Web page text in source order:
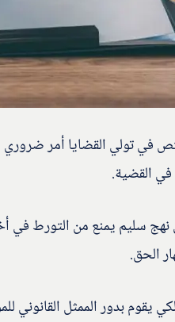
في تولي القضايا أمر
القضية.
سليم يمنع من التورط في
الحق.
يقوم بدور الممثل القانوني